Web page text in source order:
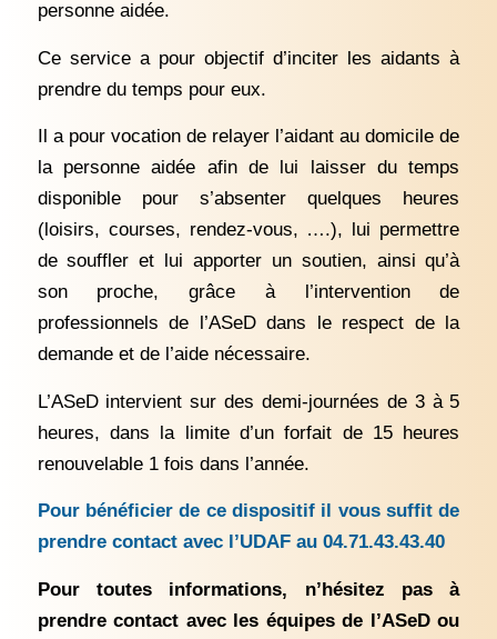
personne aidée.
Ce service a pour objectif d’inciter les aidants à
prendre du temps pour eux.
Il a pour vocation de relayer l’aidant au domicile de
la personne aidée afin de lui laisser du temps
disponible pour s’absenter quelques heures
(loisirs, courses, rendez-vous, ….), lui permettre
de souffler et lui apporter un soutien, ainsi qu’à
son proche, grâce à l’intervention de
professionnels de l’ASeD dans le respect de la
demande et de l’aide nécessaire.
L’ASeD intervient sur des demi-journées de 3 à 5
heures, dans la limite d’un forfait de 15 heures
renouvelable 1 fois dans l’année.
Pour bénéficier de ce dispositif il vous suffit de
prendre contact avec l’UDAF au 04.71.43.43.40
Pour toutes informations, n’hésitez pas à
prendre contact avec les équipes de l’ASeD ou